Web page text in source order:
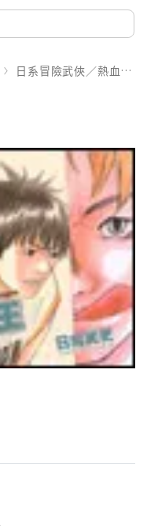
日系冒險武俠／熱血運動